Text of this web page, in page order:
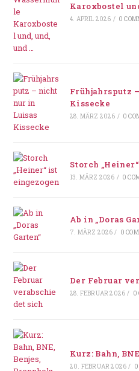
Karoxbostel
4. APRIL 2026 / 0
Frühjahrsputz
Kissecke
28. MÄRZ 2026 / 0
Storch
13. MÄRZ 2026 / 0
Ab in „Doras
7. MÄRZ 2026 / 0
Der Februar
28. FEBRUAR 2026 / 0
Kurz: Bahn,
20. FEBRUAR 2026 /